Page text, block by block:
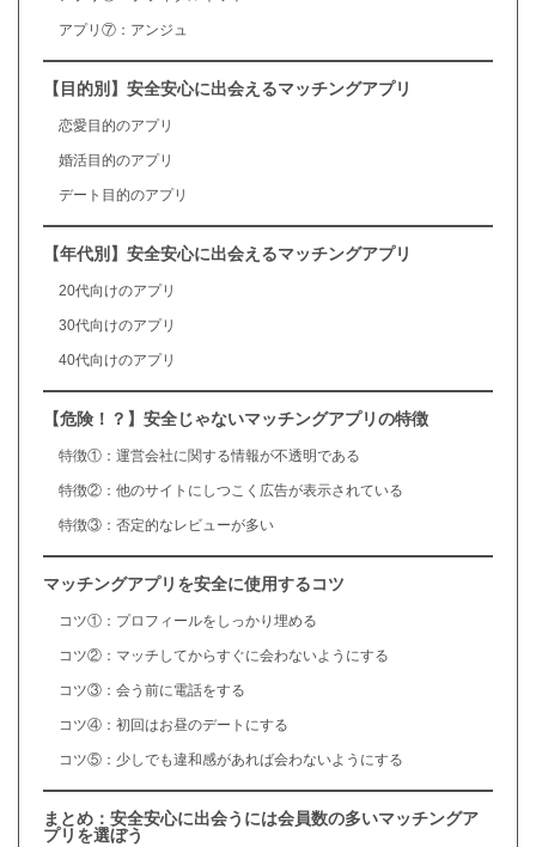
アプリ⑦：アンジュ
【目的別】安全安心に出会えるマッチングアプリ
恋愛目的のアプリ
婚活目的のアプリ
デート目的のアプリ
【年代別】安全安心に出会えるマッチングアプリ
20代向けのアプリ
30代向けのアプリ
40代向けのアプリ
【危険！？】安全じゃないマッチングアプリの特徴
特徴①：運営会社に関する情報が不透明である
特徴②：他のサイトにしつこく広告が表示されている
特徴③：否定的なレビューが多い
マッチングアプリを安全に使用するコツ
コツ①：プロフィールをしっかり埋める
コツ②：マッチしてからすぐに会わないようにする
コツ③：会う前に電話をする
コツ④：初回はお昼のデートにする
コツ⑤：少しでも違和感があれば会わないようにする
まとめ：安全安心に出会うには会員数の多いマッチングア
プリを選ぼう